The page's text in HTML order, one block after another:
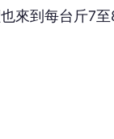
來到每台斤7至